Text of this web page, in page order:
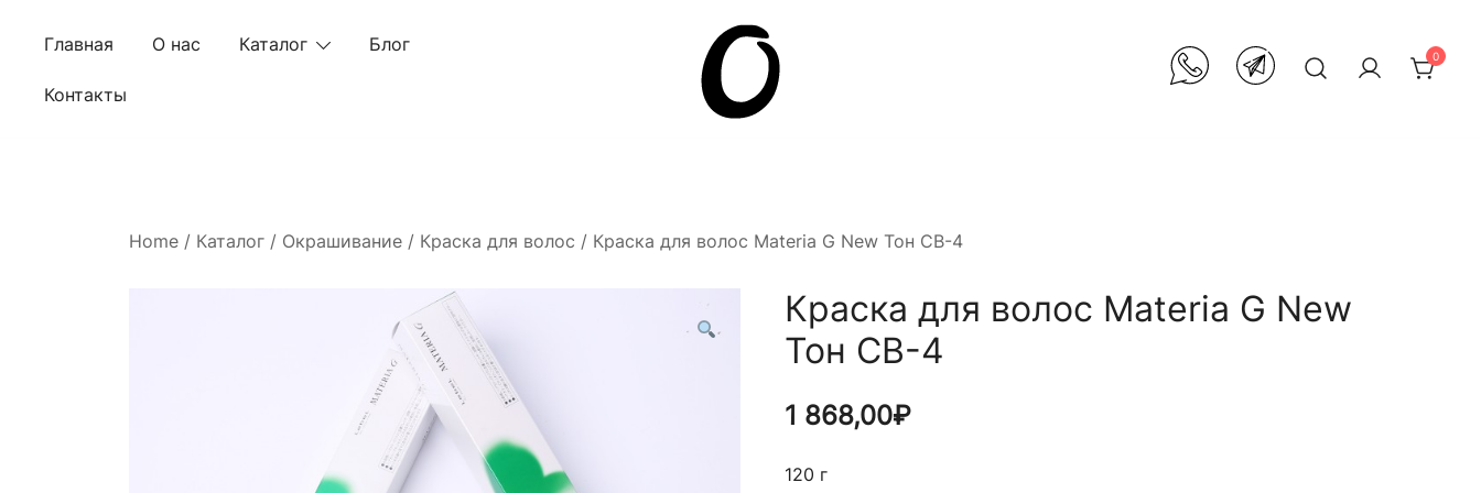
Главная О нас Каталог Блог
Контакты
0
Home / Каталог / Окрашивание / Краска для волос / Краска для волос Materia G New Тон CB-4
Краска для волос Materia G New
Тон CB-4
1 868,00₽
120 г